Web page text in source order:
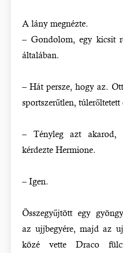
A lány megnézte.
– Gondolom, egy kicsit
általában.
– Hát persze, hogy az.
sportszerűtlen, túlerőltetett
– Tényleg azt akarod,
kérdezte Hermione.
– Igen.
Összegyűjtött egy
az ujjbegyére, majd az
közé vette Draco